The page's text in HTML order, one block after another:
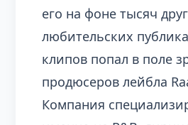
его на фоне тысяч
любительских
клипов попал в поле
продюсеров лейбла
Компания